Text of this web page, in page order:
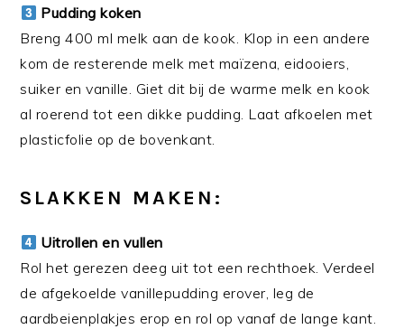
Pudding koken
Breng 400 ml melk aan de kook. Klop in een andere
kom de resterende melk met maïzena, eidooiers,
suiker en vanille. Giet dit bij de warme melk en kook
al roerend tot een dikke pudding. Laat afkoelen met
plasticfolie op de bovenkant.
SLAKKEN MAKEN:
Uitrollen en vullen
Rol het gerezen deeg uit tot een rechthoek. Verdeel
de afgekoelde vanillepudding erover, leg de
aardbeienplakjes erop en rol op vanaf de lange kant.